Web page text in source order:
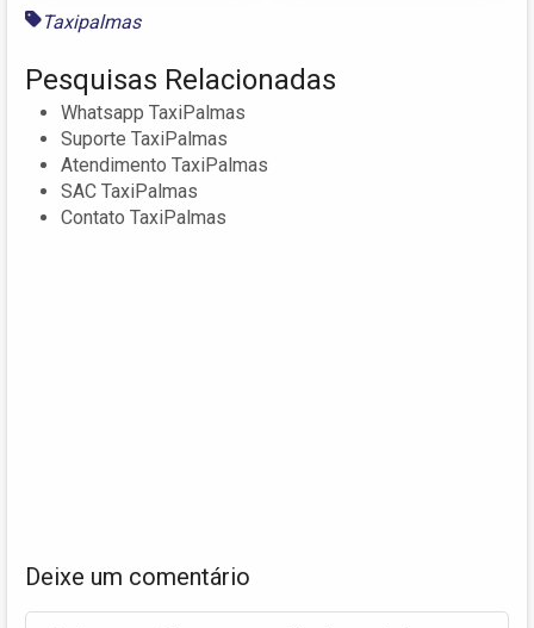
Taxipalmas
Pesquisas Relacionadas
Whatsapp TaxiPalmas
Suporte TaxiPalmas
Atendimento TaxiPalmas
SAC TaxiPalmas
Contato TaxiPalmas
Deixe um comentário